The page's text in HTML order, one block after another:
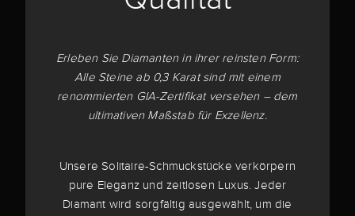
Erleben Sie Diamanten in ihrer reinsten Form:
Alle Steine ab 0,3 Karat sind mit einem
renommierten GIA-Zertifikat versehen – dem
ultimativen Maßstab für Exzellenz.
Unsere Solitaire-Schmuckstücke verkörpern
pure Eleganz und zeitlosen Luxus. Jeder
Diamant wird sorgfältig ausgewählt, um die